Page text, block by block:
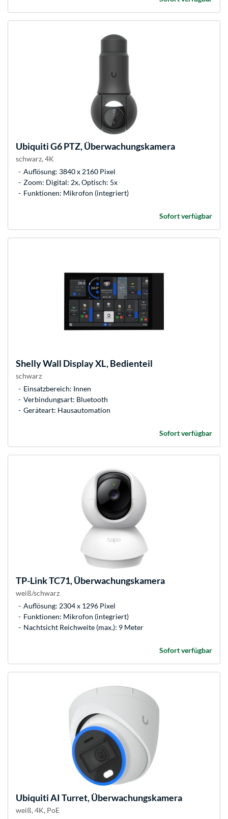
UbiquitiG6 PTZ, Überwachungskamera
schwarz, 4K
Auflösung: 3840 x 2160 Pixel
Zoom: Digital: 2x, Optisch: 5x
Funktionen: Mikrofon (integriert)
Sofort verfügbar
ShellyWall Display XL, Bedienteil
schwarz
Einsatzbereich: Innen
Verbindungsart: Bluetooth
Geräteart: Hausautomation
Sofort verfügbar
TP-LinkTC71, Überwachungskamera
weiß/schwarz
Auflösung: 2304 x 1296 Pixel
Funktionen: Mikrofon (integriert)
Nachtsicht Reichweite (max.): 9 Meter
Sofort verfügbar
UbiquitiAI Turret, Überwachungskamera
weiß, 4K, PoE